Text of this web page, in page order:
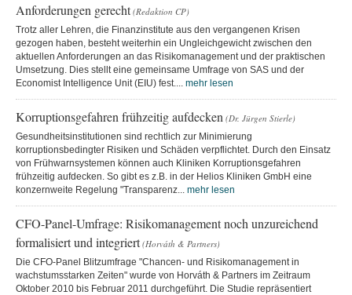
Anforderungen gerecht (Redaktion CP)
Trotz aller Lehren, die Finanzinstitute aus den vergangenen Krisen
gezogen haben, besteht weiterhin ein Ungleichgewicht zwischen den
aktuellen Anforderungen an das Risikomanagement und der praktischen
Umsetzung. Dies stellt eine gemeinsame Umfrage von SAS und der
Economist Intelligence Unit (EIU) fest.... mehr lesen
Korruptionsgefahren frühzeitig aufdecken (Dr. Jürgen Stierle)
Gesundheitsinstitutionen sind rechtlich zur Minimierung
korruptionsbedingter Risiken und Schäden verpflichtet. Durch den Einsatz
von Frühwarnsystemen können auch Kliniken Korruptionsgefahren
frühzeitig aufdecken. So gibt es z.B. in der Helios Kliniken GmbH eine
konzernweite Regelung "Transparenz... mehr lesen
CFO-Panel-Umfrage: Risikomanagement noch unzureichend
formalisiert und integriert (Horváth & Partners)
Die CFO-Panel Blitzumfrage "Chancen- und Risikomanagement in
wachstumsstarken Zeiten" wurde von Horváth & Partners im Zeitraum
Oktober 2010 bis Februar 2011 durchgeführt. Die Studie repräsentiert